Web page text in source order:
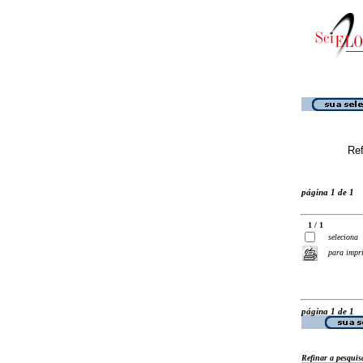
página 1 de 1
1 / 1
seleciona
para
página 1 de 1
Refinar a